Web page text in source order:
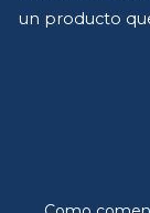
un producto